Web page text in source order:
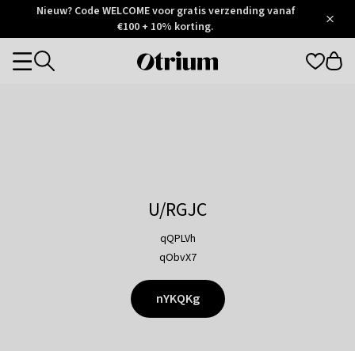
Otrium
Trustpilot
Nieuw? Code WELCOME voor gratis verzending vanaf
€100 + 10% korting.
Otrium
Categories
U/RGJC
qQPLVh
qObvX7
nYKQKg